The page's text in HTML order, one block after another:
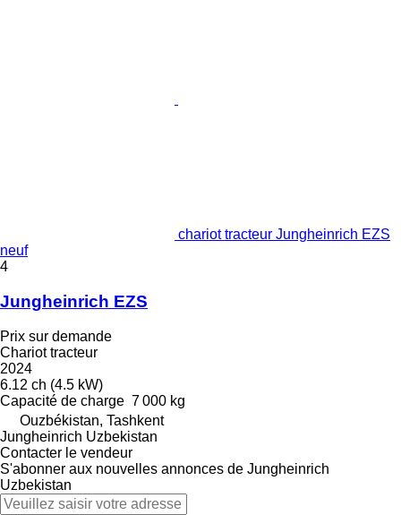
chariot tracteur Jungheinrich EZS
neuf
4
Jungheinrich EZS
Prix sur demande
Chariot tracteur
2024
6.12 ch (4.5 kW)
Capacité de charge 7 000 kg
Ouzbékistan, Tashkent
Jungheinrich Uzbekistan
Contacter le vendeur
S'abonner aux nouvelles annonces de Jungheinrich
Uzbekistan